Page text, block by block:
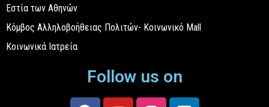
Εστία των Αθηνών
Κόμβος Αλληλοβοήθειας Πολιτών- Κοινωνικό Mall
Κοινωνικά Ιατρεία
Follow us on